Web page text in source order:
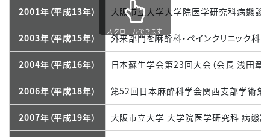
2001年（平成13年） 大阪市立大学大学院医学研究科病態診
2003年（平成15年） 外来部門を麻酔科・ペインクリニック科
2004年（平成16年） 日本蘇生学会第23回大会（会長 浅田章）
2006年（平成18年） 第52回日本麻酔科学会関西支部学術集
2007年（平成19年） 大阪市立大学 大学院医学研究科 病態
スクロールできます